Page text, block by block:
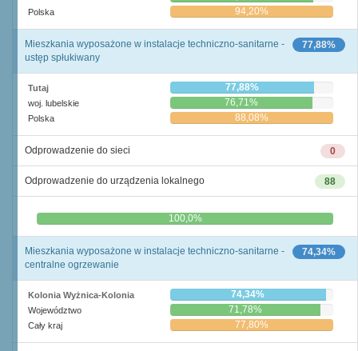
Polska 94,20%
77,88%
Mieszkania wyposażone w instalacje techniczno-sanitarne -
ustęp spłukiwany
Tutaj 77,88%
woj. lubelskie 76,71%
Polska 88,08%
0
Odprowadzenie do sieci
88
Odprowadzenie do urządzenia lokalnego
0,0% 100,0%
74,34%
Mieszkania wyposażone w instalacje techniczno-sanitarne -
centralne ogrzewanie
Kolonia Wyżnica-Kolonia 74,34%
Województwo 71,78%
Cały kraj 77,80%